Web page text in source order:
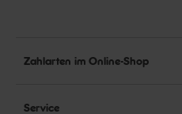
Zahlarten im Online-Shop
Service